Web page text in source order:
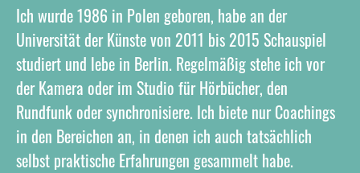
Ich wurde 1986 in Polen geboren, habe an der
Universität der Künste von 2011 bis 2015 Schauspiel
studiert und lebe in Berlin. Regelmäßig stehe ich vor
der Kamera oder im Studio für Hörbücher, den
Rundfunk oder synchronisiere. Ich biete nur Coachings
in den Bereichen an, in denen ich auch tatsächlich
selbst praktische Erfahrungen gesammelt habe.